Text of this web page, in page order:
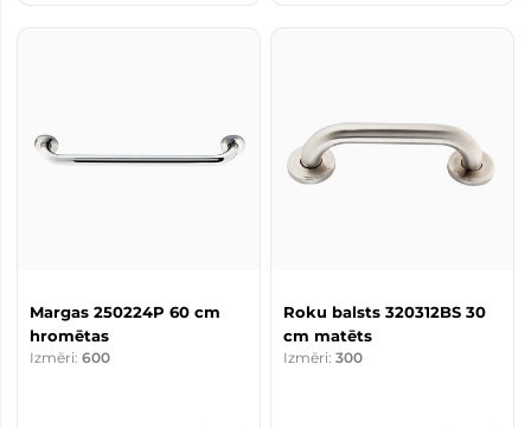
Margas 250224P 60 cm
hromētas
Izmēri: 600
Roku balsts 320312BS 30
cm matēts
Izmēri: 300